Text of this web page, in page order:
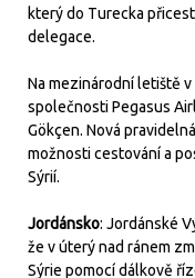
který do Turecka
delegace.
Na mezinárodní letiště
společnosti Pegasus
Gökçen. Nová
možnosti cestování a
Sýrií.
Jordánsko: Jordánské
že v úterý nad ránem
Sýrie pomocí dálkově